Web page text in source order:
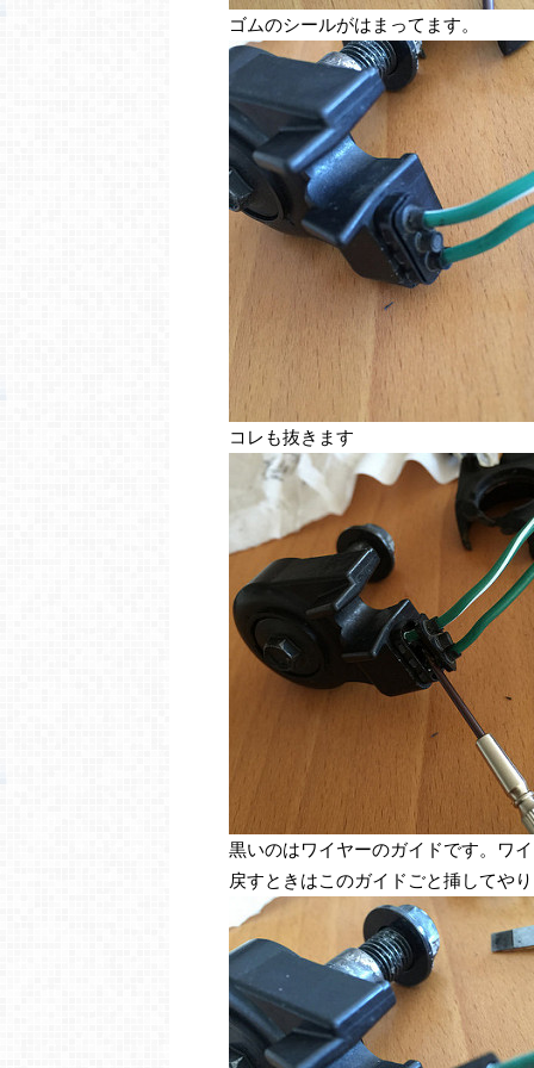
ゴムのシールがはまってます。
コレも抜きます
黒いのはワイヤーのガイドです。ワ
戻すときはこのガイドごと挿してや